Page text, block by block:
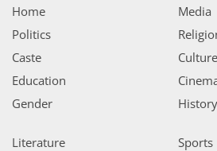
Home
Politics
Caste
Education
Gender
Media
Culture
History
Literature
Sports